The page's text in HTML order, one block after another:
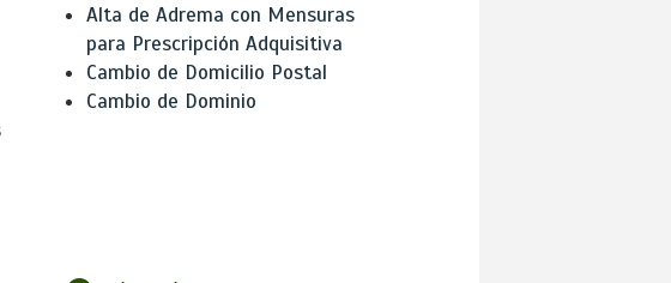
Alta de Adrema con Mensuras
para Prescripción Adquisitiva
Cambio de Domicilio Postal
Cambio de Dominio